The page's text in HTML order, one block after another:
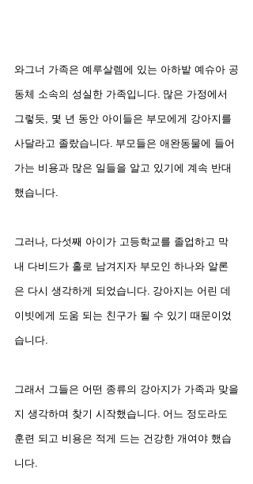
와그너 가족은 예루살렘에 있는 아하밭 예슈아 공
동체 소속의 성실한 가족입니다. 많은 가정에서
그렇듯, 몇 년 동안 아이들은 부모에게 강아지를
사달라고 졸랐습니다. 부모들은 애완동물에 들어
가는 비용과 많은 일들을 알고 있기에 계속 반대
했습니다.
그러나, 다섯째 아이가 고등학교를 졸업하고 막
내 다비드가 홀로 남겨지자 부모인 하나와 알론
은 다시 생각하게 되었습니다. 강아지는 어린 데
이빗에게 도움 되는 친구가 될 수 있기 때문이었
습니다.
그래서 그들은 어떤 종류의 강아지가 가족과 맞을
지 생각하며 찾기 시작했습니다. 어느 정도라도
훈련 되고 비용은 적게 드는 건강한 개여야 했습
니다.